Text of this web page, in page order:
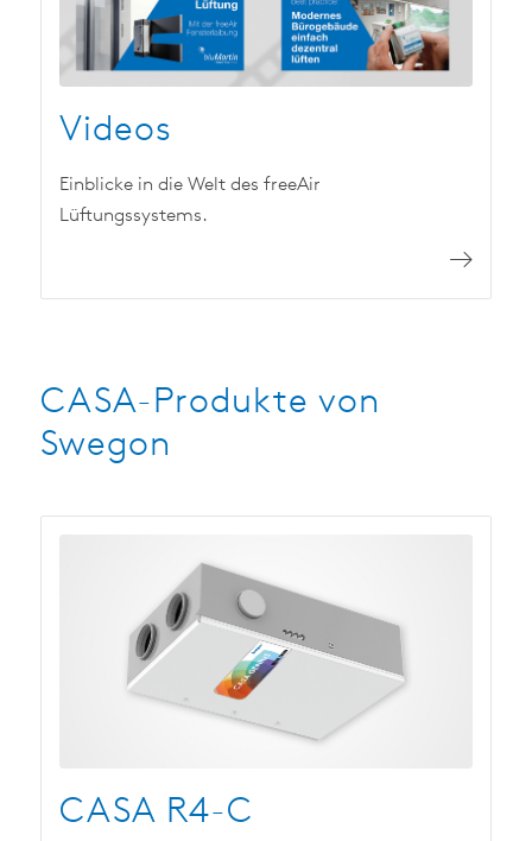
Videos
Einblicke in die Welt des freeAir
Lüftungssystems.
CASA-Produkte von
Swegon
CASA R4-C